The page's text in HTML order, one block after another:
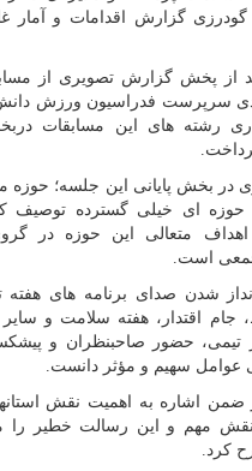
گزارش اقدامات و آمار
از پخش گزارش تصویری از
سرپرست فدراسیون ورزش دانش
رشته های این مسابقات
در بخش پایانی این جلسه؛ حوزه
حوزه ای خیلی گسترده توصیف
متعالی این حوزه در
است.
شدن صدای برنامه های هفته
جام اقتدار، هفته سلامت و سایر
تیمی، حضور صاحبنظران و
عوامل سهیم و مؤثر دانست.
ضمن اشاره به اهمیت نقش
نقش مهم و این رسالت خطیر را
کرد.